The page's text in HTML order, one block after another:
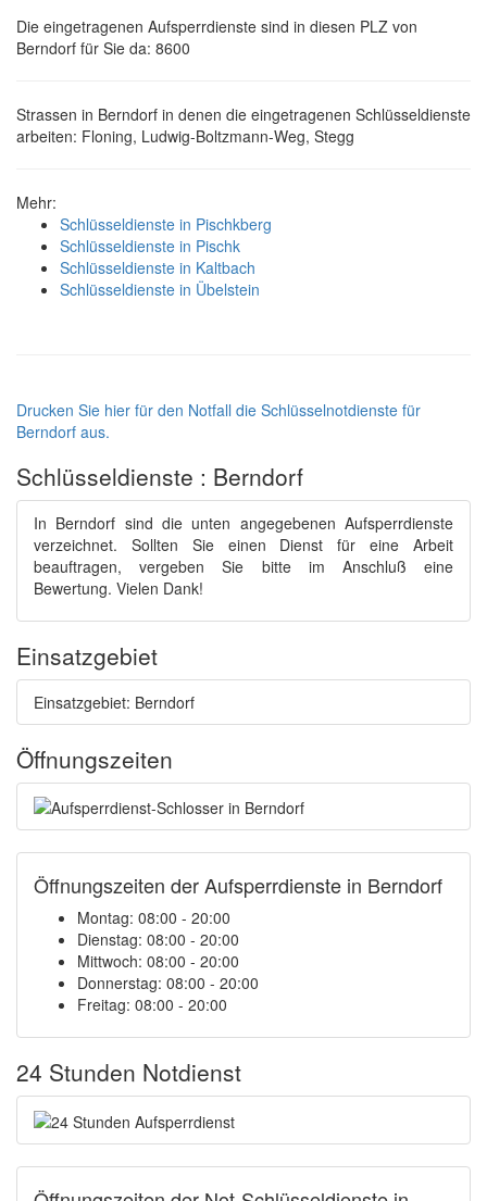
Die eingetragenen Aufsperrdienste sind in diesen PLZ von
Berndorf für Sie da: 8600
Strassen in Berndorf in denen die eingetragenen Schlüsseldienste
arbeiten: Floning, Ludwig-Boltzmann-Weg, Stegg
Mehr:
Schlüsseldienste in Pischkberg
Schlüsseldienste in Pischk
Schlüsseldienste in Kaltbach
Schlüsseldienste in Übelstein
Drucken Sie hier für den Notfall die Schlüsselnotdienste für
Berndorf aus.
Schlüsseldienste : Berndorf
In Berndorf sind die unten angegebenen Aufsperrdienste
verzeichnet. Sollten Sie einen Dienst für eine Arbeit
beauftragen, vergeben Sie bitte im Anschluß eine
Bewertung. Vielen Dank!
Einsatzgebiet
Einsatzgebiet: Berndorf
Öffnungszeiten
Öffnungszeiten der Aufsperrdienste in Berndorf
Montag: 08:00 - 20:00
Dienstag: 08:00 - 20:00
Mittwoch: 08:00 - 20:00
Donnerstag: 08:00 - 20:00
Freitag: 08:00 - 20:00
24 Stunden Notdienst